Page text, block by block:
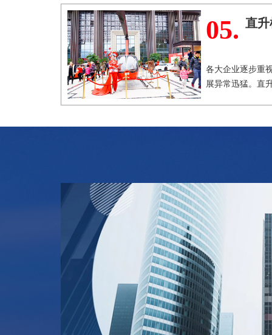
05. 直
各大企业逐步重
展异常迅猛。直